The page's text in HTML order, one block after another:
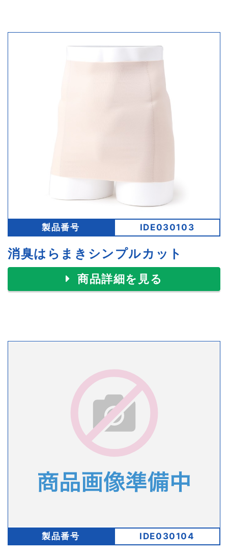
製品番号 IDE030103
消臭はらまきシンプルカット
商品詳細を見る
製品番号 IDE030104